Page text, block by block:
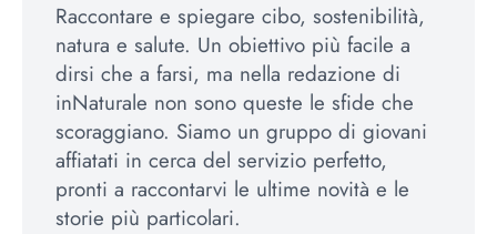
Raccontare e spiegare cibo, sostenibilità,
natura e salute. Un obiettivo più facile a
dirsi che a farsi, ma nella redazione di
inNaturale non sono queste le sfide che
scoraggiano. Siamo un gruppo di giovani
affiatati in cerca del servizio perfetto,
pronti a raccontarvi le ultime novità e le
storie più particolari.